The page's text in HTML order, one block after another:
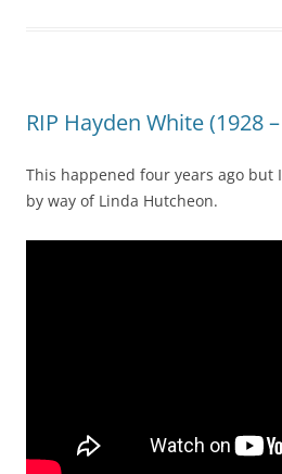
RIP Hayden White (1928
This happened four years ago but
by way of Linda Hutcheon.